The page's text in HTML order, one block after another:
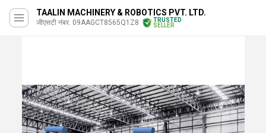
TAALIN MACHINERY & ROBOTICS PVT. LTD.
जीएसटी नंबर. 09AAGCT8565Q1Z8
TRUSTED
SELLER